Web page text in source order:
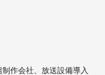
作会社、放送設備導入